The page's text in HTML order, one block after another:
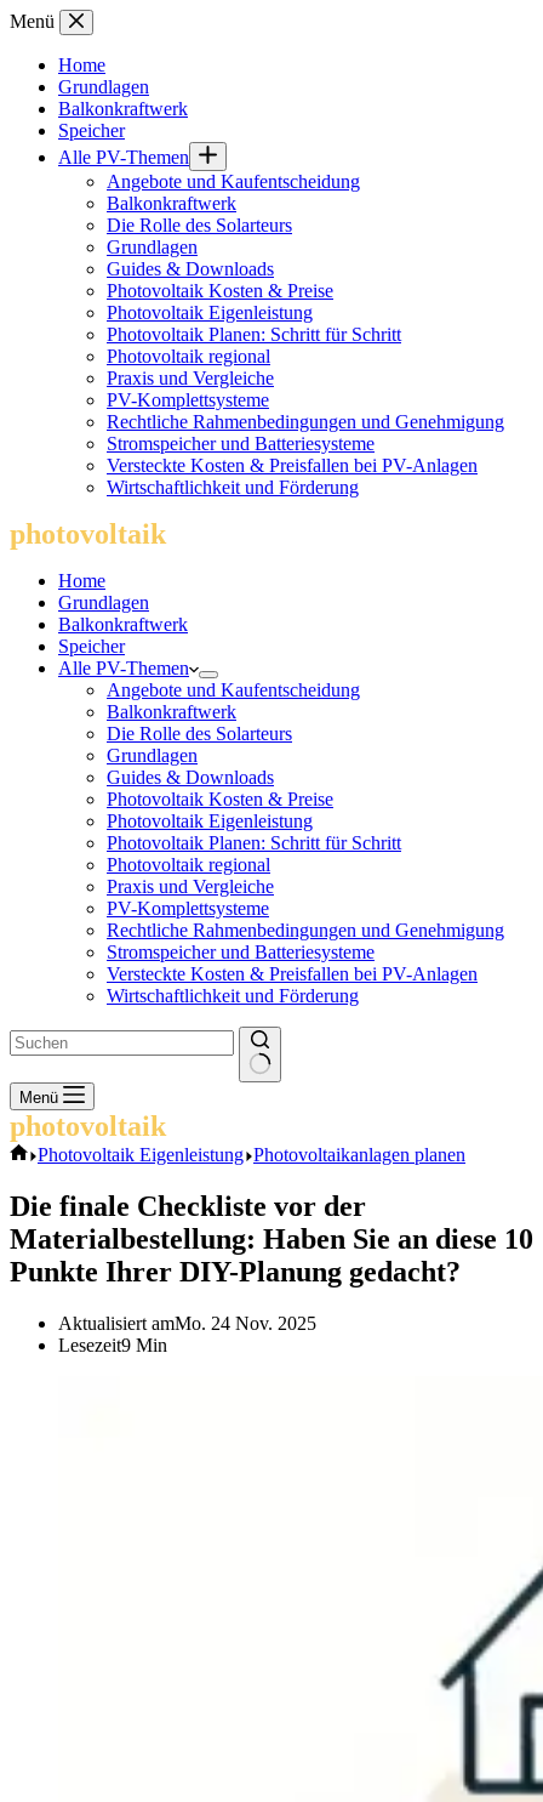
Zum
springen
Menü
Home
Grundlagen
Balkonkraftwerk
Speicher
Alle PV-Themen
Angebote und Kaufentscheidung
Balkonkraftwerk
Die Rolle des Solarteurs
Grundlagen
Guides & Downloads
Photovoltaik Kosten & Preise
Photovoltaik Eigenleistung
Photovoltaik Planen: Schritt für Schritt
Photovoltaik regional
Praxis und Vergleiche
PV-Komplettsysteme
Rechtliche Rahmenbedingungen und Genehmigung
Stromspeicher und Batteriesysteme
Versteckte Kosten & Preisfallen bei PV-Anlagen
Wirtschaftlichkeit und Förderung
photovoltaik
Home
Grundlagen
Balkonkraftwerk
Speicher
Alle PV-Themen
Angebote und Kaufentscheidung
Balkonkraftwerk
Die Rolle des Solarteurs
Grundlagen
Guides & Downloads
Photovoltaik Kosten & Preise
Photovoltaik Eigenleistung
Photovoltaik Planen: Schritt für Schritt
Photovoltaik regional
Praxis und Vergleiche
PV-Komplettsysteme
Rechtliche Rahmenbedingungen und Genehmigung
Stromspeicher und Batteriesysteme
Versteckte Kosten & Preisfallen bei PV-Anlagen
Wirtschaftlichkeit und Förderung
Keine
Ergebnisse
Menü
photovoltaik
Start
Photovoltaik Eigenleistung Photovoltaikanlagen planen
Die finale Checkliste vor der
Materialbestellung: Haben Sie an diese 10
Punkte Ihrer DIY-Planung gedacht?
Aktualisiert amMo. 24 Nov. 2025
Lesezeit9 Min